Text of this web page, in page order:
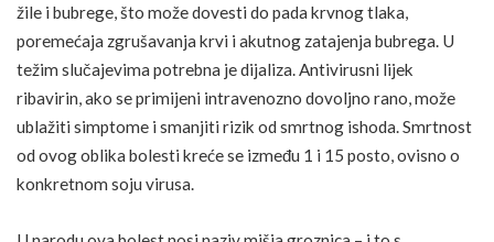
žile i bubrege, što može dovesti do pada krvnog tlaka,
poremećaja zgrušavanja krvi i akutnog zatajenja bubrega. U
težim slučajevima potrebna je dijaliza. Antivirusni lijek
ribavirin, ako se primijeni intravenozno dovoljno rano, može
ublažiti simptome i smanjiti rizik od smrtnog ishoda. Smrtnost
od ovog oblika bolesti kreće se između 1 i 15 posto, ovisno o
konkretnom soju virusa.